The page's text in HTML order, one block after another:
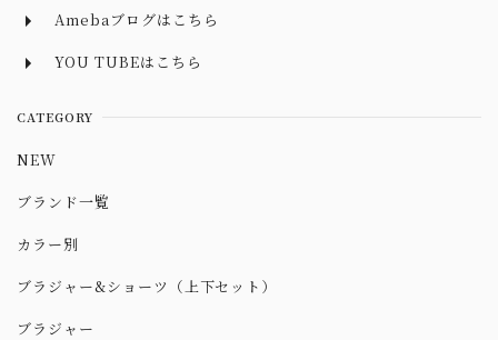
Amebaブログはこちら
YOU TUBEはこちら
CATEGORY
NEW
ブランド一覧
カラー別
ブラジャー&ショーツ（上下セット）
ブラジャー